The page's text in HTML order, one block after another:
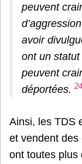
peuvent
avoir
ont un statut
peuvent
déportées.24
Ainsi, les TDS
et vendent des
ont toutes plus